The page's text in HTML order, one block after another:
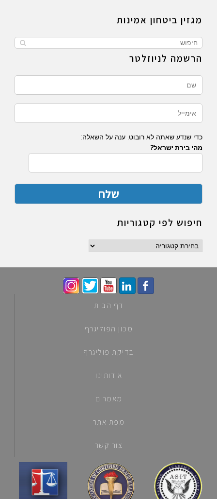
מגזין ביטחון אמינות
הרשמה לניוזלטר
כדי שנדע שאתה לא רובוט, ענה על השאלה:
מהי בירת ישראל?
חיפוש לפי קטגוריות
חיפוש
קטגוריות
דף הבית
מכון הפוליגרף
בדיקת פוליגרף
אודותינו
מאמרים
מפת אתר
צור קשר